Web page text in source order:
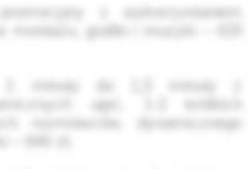
z wykorzystaniem
montażu, grafiki i muzyki – 420
1 minuty do 1,5 minuty z
ujęć, 1-2 krótkich
rozmówców, dynamicznego
840 zł,